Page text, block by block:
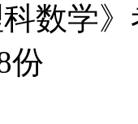
数学
份